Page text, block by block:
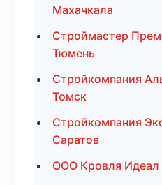
Махачкала
Строймастер
Тюмень
Стройкомпания
Томск
Стройкомпания
Саратов
ООО Кровля